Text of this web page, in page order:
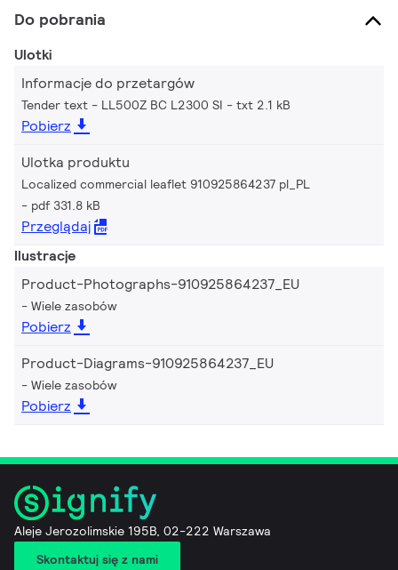
Do pobrania
Ulotki
Informacje do przetargów
Tender text - LL500Z BC L2300 SI txt 2.1 kB
Pobierz
Ulotka produktu
Localized commercial leaflet 910925864237 pl_PL
pdf 331.8 kB
Przeglądaj
Ilustracje
Product-Photographs-910925864237_EU
Wiele zasobów
Pobierz
Product-Diagrams-910925864237_EU
Wiele zasobów
Pobierz
Aleje Jerozolimskie 195B, 02-222 Warszawa
Skontaktuj się z nami